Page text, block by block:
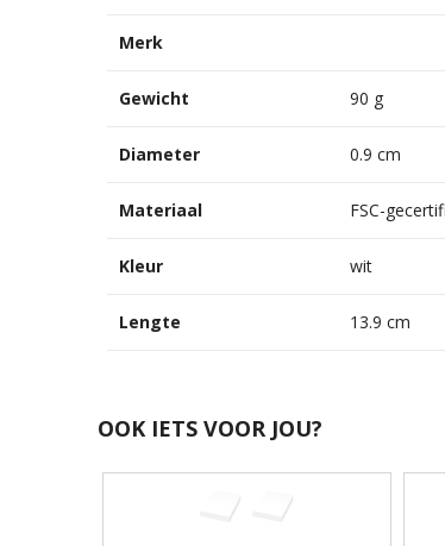
Merk
Gewicht 90 g
Diameter 0.9 cm
Materiaal FSC-
Kleur wit
Lengte 13.9 cm
OOK IETS VOOR JOU?